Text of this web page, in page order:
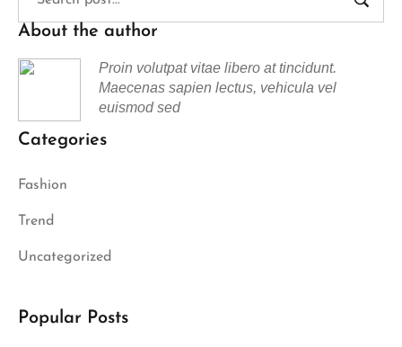
About the author
Proin volutpat vitae libero at tincidunt.
Maecenas sapien lectus, vehicula vel
euismod sed
Categories
Fashion
Trend
Uncategorized
Popular Posts